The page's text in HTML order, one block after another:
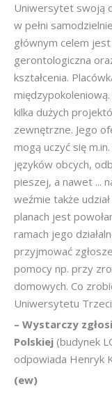
Uniwersytet swoją
w pełni
głównym celem
gerontologiczna
kształcenia.
kilka dużych
zewnętrzne. Jego
mogą uczyć się
języków obcych,
pieszej, a nawet ...
weźmie także
planach jest
ramach jego
przyjmować
pomocy np. przy
domowych. Co
Uniwersytetu
– Wystarczy
Polskiej (budynek
odpowiada Henryk
(ew)